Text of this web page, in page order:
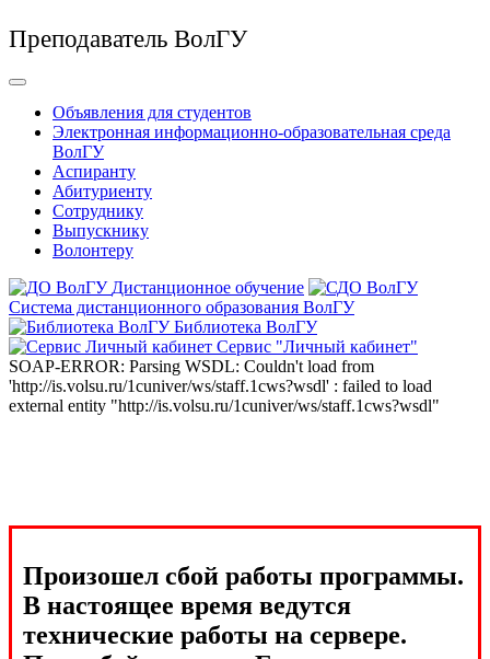
Преподаватель ВолГУ
Объявления для студентов
Электронная информационно-образовательная среда
ВолГУ
Аспиранту
Абитуриенту
Сотруднику
Выпускнику
Волонтеру
Дистанционное обучение
Система дистанционного образования ВолГУ
Библиотека ВолГУ
Сервис "Личный кабинет"
SOAP-ERROR: Parsing WSDL: Couldn't load from
'http://is.volsu.ru/1cuniver/ws/staff.1cws?wsdl' : failed to load
external entity "http://is.volsu.ru/1cuniver/ws/staff.1cws?wsdl"
Произошел сбой работы программы.
В настоящее время ведутся
технические работы на сервере.